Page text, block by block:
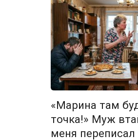
«Марина там
точка!» Муж
меня переписал